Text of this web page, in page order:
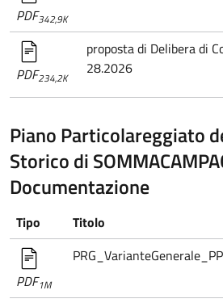
PDF342,9K
PDF234,2K
proposta di Delibera di
28.2026
Piano Particolareggiato
Storico di
Documentazione
Tipo Titolo
PDF1M